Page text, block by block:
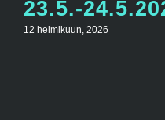
23.5.-
12 helmikuun, 2026